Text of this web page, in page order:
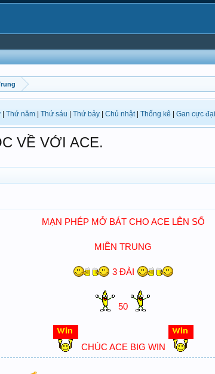
Thứ năm Thứ sáu Thứ bảy Chủ nhật| Thống kê Gan cực đại
VỀ VỚI ACE.
MẠN PHÉP MỞ BÁT CHO ACE LÊN SỐ
MIỀN TRUNG
3 ĐÀI
50
CHÚC ACE BIG WIN